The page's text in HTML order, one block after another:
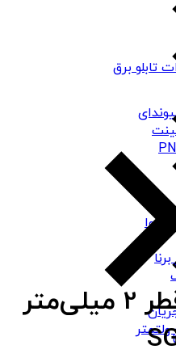
شیوا
تابلو برق
وارنیش حرارتی قطر 2 میلی‌متر